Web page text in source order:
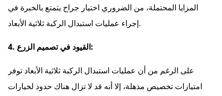
المزايا المحتملة، من الضروري اختيار جراح يتمتع بالخبرة في
إجراء عمليات استبدال الركبة ثلاثية الأبعاد.
4. القيود في تصميم الزرع:
على الرغم من أن عمليات استبدال الركبة ثلاثية الأبعاد توفر
امتيازات تخصيص مذهلة، إلا أنه قد لا تزال هناك حدود لخيارات